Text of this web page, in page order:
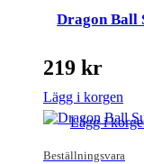
Dragon Ball
219 kr
Lägg i korgen
Beställningsvara
Lägg i